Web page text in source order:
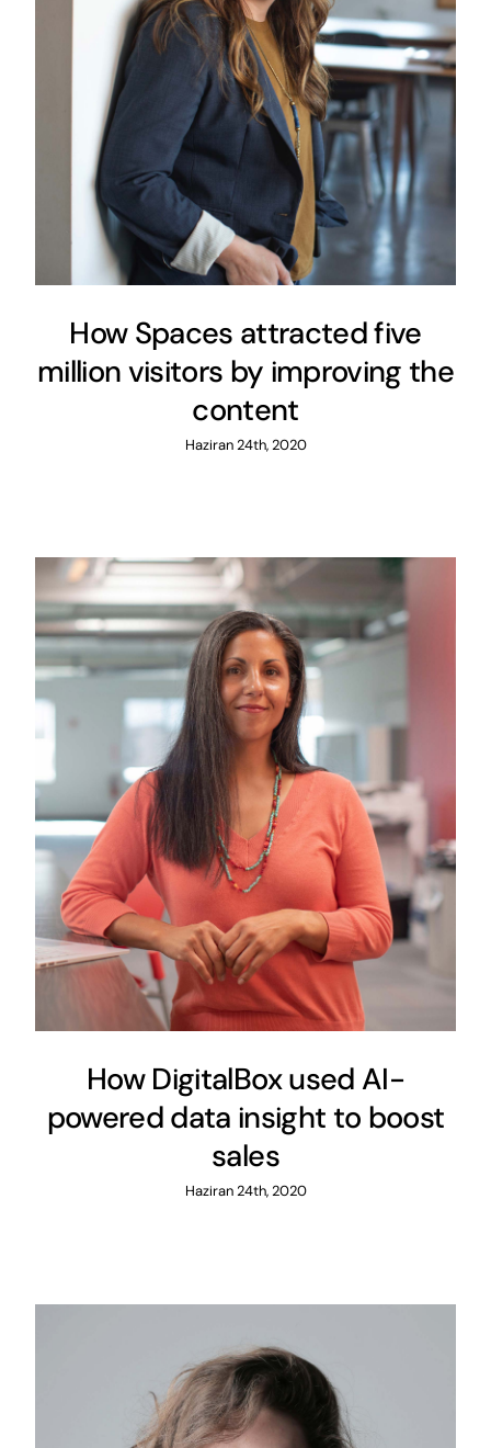
How Spaces attracted five
million visitors by improving the
content
Haziran 24th, 2020
How DigitalBox used AI-
powered data insight to boost
sales
Haziran 24th, 2020